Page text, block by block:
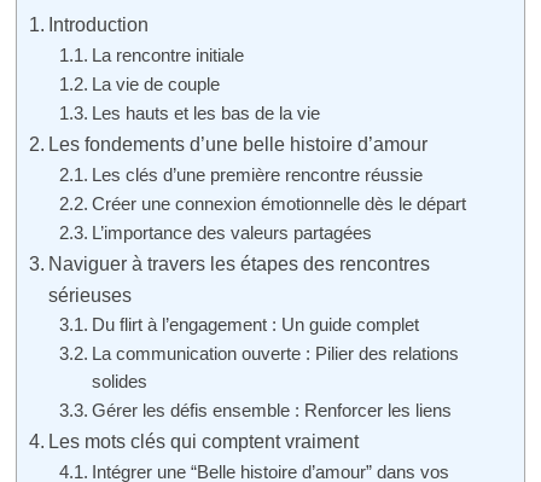
Introduction
La rencontre initiale
La vie de couple
Les hauts et les bas de la vie
Les fondements d’une belle histoire d’amour
Les clés d’une première rencontre réussie
Créer une connexion émotionnelle dès le départ
L’importance des valeurs partagées
Naviguer à travers les étapes des rencontres
sérieuses
Du flirt à l’engagement : Un guide complet
La communication ouverte : Pilier des relations
solides
Gérer les défis ensemble : Renforcer les liens
Les mots clés qui comptent vraiment
Intégrer une “Belle histoire d’amour” dans vos